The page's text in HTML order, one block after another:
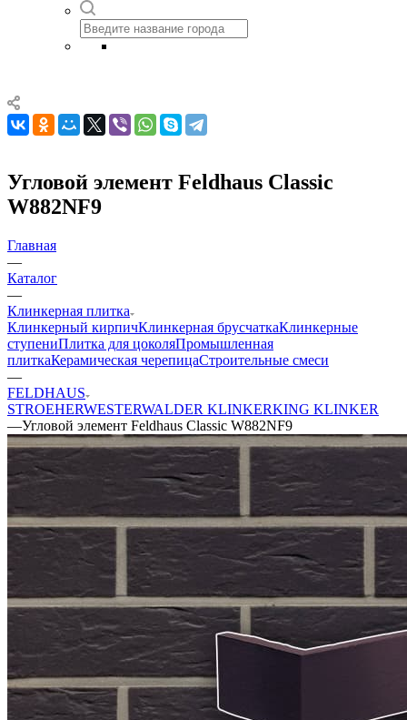
Угловой элемент Feldhaus Classic
W882NF9
Главная
—
Каталог
—
Клинкерная плитка
Клинкерный кирпичКлинкерная брусчаткаКлинкерные
ступениПлитка для цоколяПромышленная
плиткаКерамическая черепицаСтроительные смеси
—
FELDHAUS
STROEHERWESTERWALDER KLINKERKING KLINKER
—Угловой элемент Feldhaus Classic W882NF9